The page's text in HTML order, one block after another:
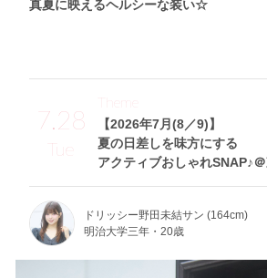
真夏に映えるヘルシーな装い☆
7.28
Tue
【2026年7月(8／9)】
夏の日差しを味方にする
アクティブおしゃれSNAP♪
Theme
ドリッシー野田未結サン (164cm)
明治大学三年・20歳